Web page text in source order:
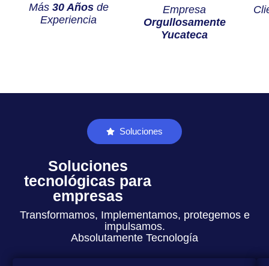
Más 30 Añosde
Experiencia
Empresa
Orgullosamente
Yucateca
Soluciones
Soluciones
tecnológicas para
empresas
Transformamos, Implementamos, protegemos e
impulsamos.
Absolutamente Tecnología